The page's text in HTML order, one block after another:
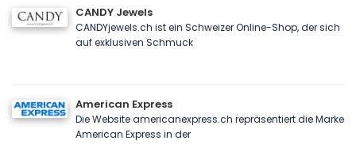
CANDY Jewels
CANDYjewels.ch ist ein Schweizer Online-Shop, der sich
auf exklusiven Schmuck
American Express
Die Website americanexpress.ch repräsentiert die Marke
American Express in der